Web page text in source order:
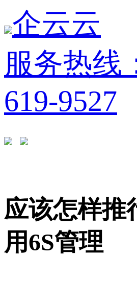
企云云
服务热线
619-9527
应该怎样推
用6S管理